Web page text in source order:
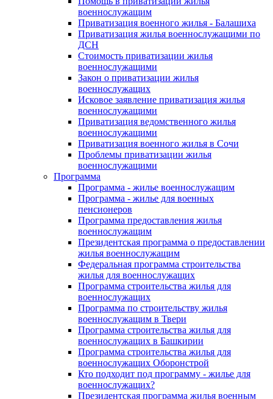
военнослужащим
Приватизация военного жилья - Балашиха
Приватизация жилья военнослужащими по
ДСН
Стоимость приватизации жилья
военнослужащими
Закон о приватизации жилья
военнослужащих
Исковое заявление приватизация жилья
военнослужащими
Приватизация ведомственного жилья
военнослужащими
Приватизация военного жилья в Сочи
Проблемы приватизации жилья
военнослужащими
Программа
Программа - жилье военнослужащим
Программа - жилье для военных
пенсионеров
Программа предоставления жилья
военнослужащим
Президентская программа о предоставлении
жилья военнослужащим
Федеральная программа строительства
жилья для военнослужащих
Программа строительства жилья для
военнослужащих
Программа по строительству жилья
военнослужащим в Твери
Программа строительства жилья для
военнослужащих в Башкирии
Программа строительства жилья для
военнослужащих Оборонстрой
Кто подходит под программу - жилье для
военнослужащих?
Президентская программа жилья военным